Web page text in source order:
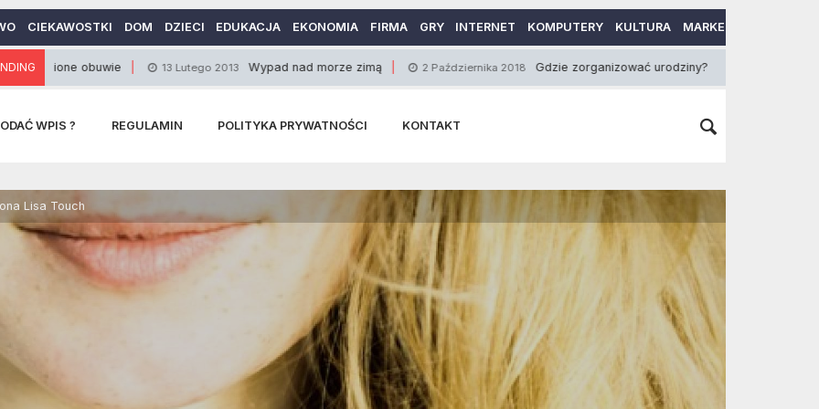
CIEKAWOSTKI DOM DZIECI EDUKACJA EKONOMIA FIRMA GRY INTERNET KOMPUTERY KULTURA MARKETING
obuwie 13 Lutego 2013 Wypad nad morze zimą 2 Października 2018 Gdzie zorganizować urodziny? 12 Lutego 2013
WPIS ? REGULAMIN POLITYKA PRYWATNOŚCI KONTAKT
Lisa Touch